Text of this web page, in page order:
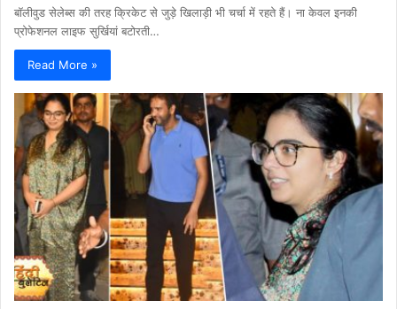
बॉलीवुड सेलेब्स की तरह क्रिकेट से जुड़े खिलाड़ी भी चर्चा में रहते हैं। ना केवल इनकी
प्रोफेशनल लाइफ सुर्खियां बटोरती…
Read More »